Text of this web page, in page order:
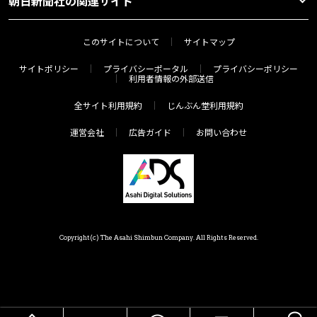
このサイトについて サイトマップ
サイトポリシー プライバシーポータル
プライバシーポリシー
利用者情報の外部送信
全サイト利用規約 じんぶん堂利用規約
運営会社 広告ガイド お問い合わせ
Copyright(c) The Asahi Shimbun Company. All Rights Reserved.